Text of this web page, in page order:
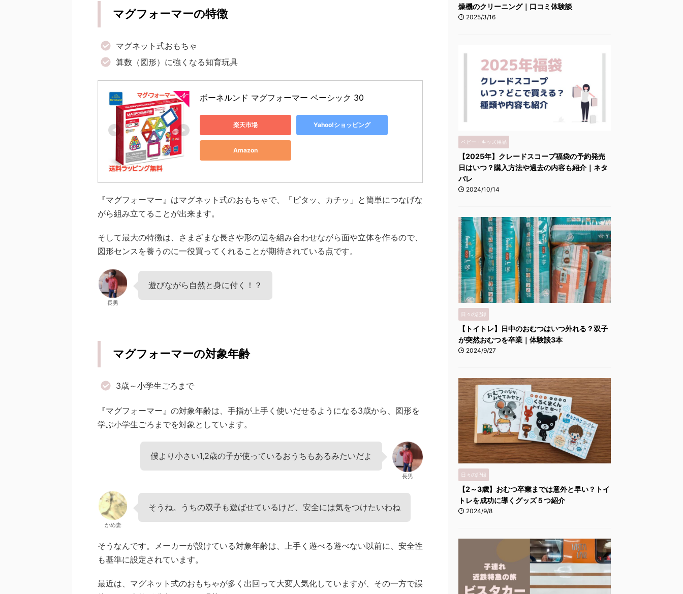
マグフォーマーの特徴
マグネット式おもちゃ
算数（図形）に強くなる知育玩具
ボーネルンド マグフォーマー ベーシック 30
楽天市場 Yahoo!ショッピング
Amazon
『マグフォーマー』はマグネット式のおもちゃで、「ピタッ、カチッ」と簡単につなげな
がら組み立てることが出来ます。
そして最大の特徴は、さまざまな長さや形の辺を組み合わせながら面や立体を作るので、
図形センスを養うのに一役買ってくれることが期待されている点です。
長男
遊びながら自然と身に付く！？
マグフォーマーの対象年齢
3歳～小学生ごろまで
『マグフォーマー』の対象年齢は、手指が上手く使いだせるようになる3歳から、図形を
学ぶ小学生ごろまでを対象としています。
僕より小さい1,2歳の子が使っているおうちもあるみたいだよ
長男
かめ妻
そうね。うちの双子も遊ばせているけど、安全には気をつけたいわね
そうなんです。メーカーが設けている対象年齢は、上手く遊べる遊べない以前に、安全性
も基準に設定されています。
最近は、マグネット式のおもちゃが多く出回って大変人気化していますが、その一方で誤
燥機のクリーニング｜口コミ体験談
2025/3/16
ベビー・キッズ用品
【2025年】クレードスコープ福袋の予約発売
日はいつ？購入方法や過去の内容も紹介｜ネタ
バレ
2024/10/14
日々の記録
【トイトレ】日中のおむつはいつ外れる？双子
が突然おむつを卒業｜体験談3本
2024/9/27
日々の記録
【2～3歳】おむつ卒業までは意外と早い？トイ
トレを成功に導くグッズ５つ紹介
2024/9/8